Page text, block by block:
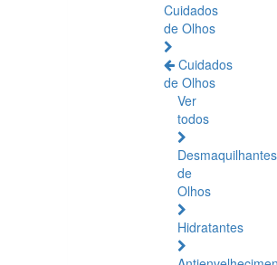
Cuidados
de Olhos
Cuidados
de Olhos
Ver
todos
Desmaquilhantes
de
Olhos
Hidratantes